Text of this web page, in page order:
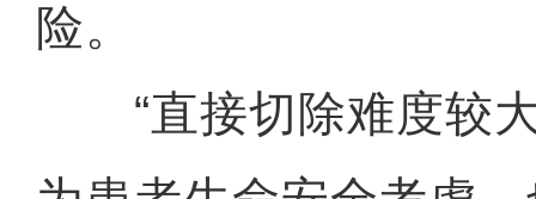
险。
“直接切除难度较大